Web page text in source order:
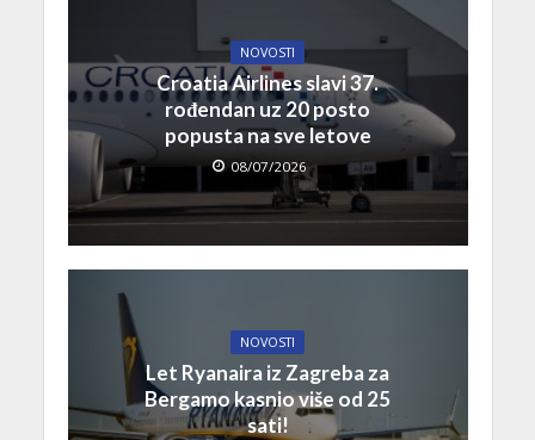
NOVOSTI
Croatia Airlines slavi 37.
rođendan uz 20 posto
popusta na sve letove
08/07/2026
NOVOSTI
Let Ryanaira iz Zagreba za
Bergamo kasnio više od 25
sati!